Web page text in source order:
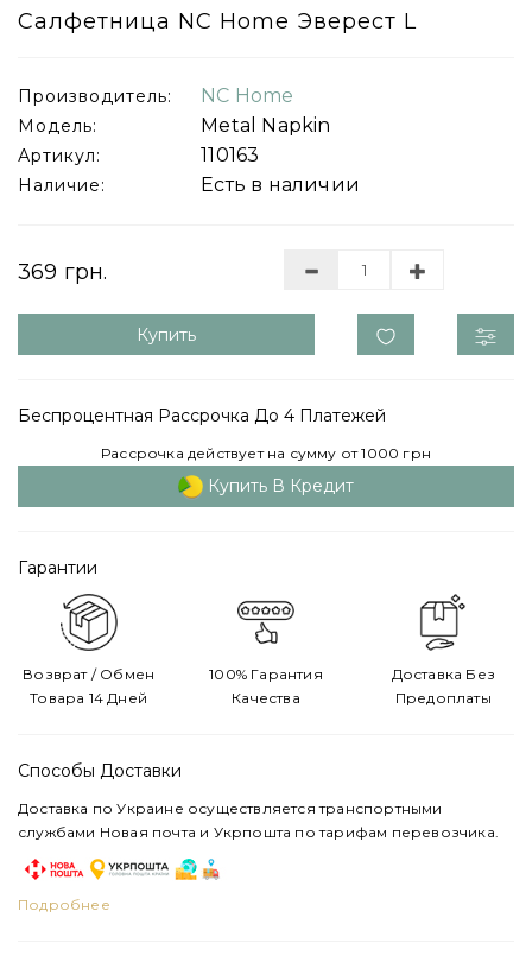
Салфетница NC Home Эверест L
Производитель: NC Home
Модель: Metal Napkin
Артикул: 110163
Наличие: Есть в наличии
369 грн.
Купить
Беспроцентная Рассрочка До 4 Платежей
Рассрочка действует на сумму от 1000 грн
Купить В Кредит
Гарантии
Возврат / Обмен
Товара 14 Дней
100% Гарантия
Качества
Доставка Без
Предоплаты
Способы Доставки
Доставка по Украине осуществляется транспортными
службами Новая почта и Укрпошта по тарифам перевозчика.
Подробнее